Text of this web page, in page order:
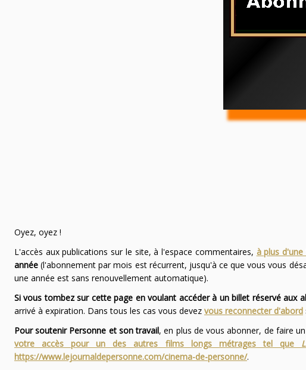
Oyez, oyez !
L'accès aux publications sur le site, à l'espace commentaires, à plus
année(l'abonnement par mois est récurrent, jusqu'à ce que vous vous
une année est sans renouvellement automatique).
Si vous tombez sur cette page en voulant accéder à un billet réservé aux
arrivé à expiration. Dans tous les cas vous devez vous reconnecter d'abord
Pour soutenir Personne et son travail, en plus de vous abonner, de faire
votre accès pour un des autres films longs métrages tel que
https://www.lejournaldepersonne.com/cinema-de-personne/.